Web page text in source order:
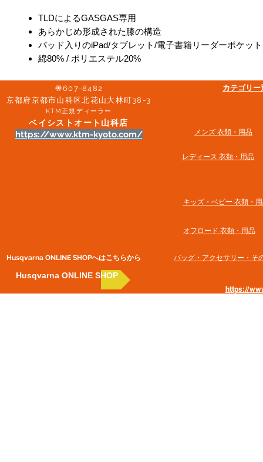
TLDによるGASGAS専用
あらかじめ形成された膝の構造
パッド入りのiPad/タブレット/電子書籍リーダーポケット
綿80% / ポリエステル20%
〠607-8482
京都府京都市山科区北花山大林町38-3​
KTM正規ディーラー
ベイシストオート山科店
https://www.ktm-kyoto.com/
Husqvarna ONLINE SHOP​へはこちらから
Husqvarna ONLINE SHOP
カテゴリ
メンズ 衣類・用品
​レディース 衣類・用品
キッズ・ベビー 衣類・
オフロード 衣類・用品
バッグ・アクセサリー・そ
https://